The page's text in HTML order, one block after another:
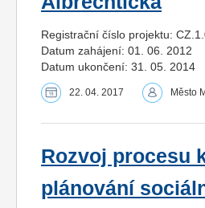
Registrační číslo projektu:
Datum zahájení: 01. 06. 2012
Datum ukončení: 31. 05. 2014
22. 04. 2017 Město
Rozvoj procesu
plánování